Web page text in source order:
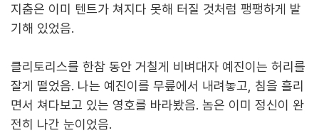
지춤은 이미 텐트가 쳐지다 못해 터질 것처럼 팽팽하게 발
기해 있었음.
클리토리스를 한참 동안 거칠게 비벼대자 예진이는 허리를
잘게 떨었음. 나는 예진이를 무릎에서 내려놓고, 침을 흘리
면서 쳐다보고 있는 영호를 바라봤음. 놈은 이미 정신이 완
전히 나간 눈이었음.